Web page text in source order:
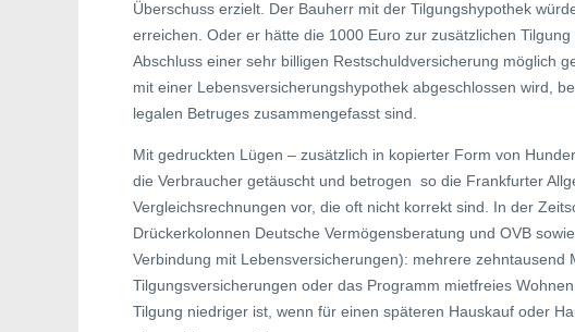
Überschuss erzielt. Der Bauherr mit der Tilgungshypothek
erreichen. Oder er hätte die 1000 Euro zur zusätzlichen
Abschluss einer sehr billigen Restschuldversicherung möglich
mit einer Lebensversicherungshypothek abgeschlossen wird,
legalen Betruges zusammengefasst sind.
Mit gedruckten Lügen – zusätzlich in kopierter Form von
die Verbraucher getäuscht und betrogen  so die Frankfurter
Vergleichsrechnungen vor, die oft nicht korrekt sind. In der
Drückerkolonnen Deutsche Vermögensberatung und OVB
Verbindung mit Lebensversicherungen): mehrere zehntausend
Tilgungsversicherungen oder das Programm mietfreies
Tilgung niedriger ist, wenn für einen späteren Hauskauf oder